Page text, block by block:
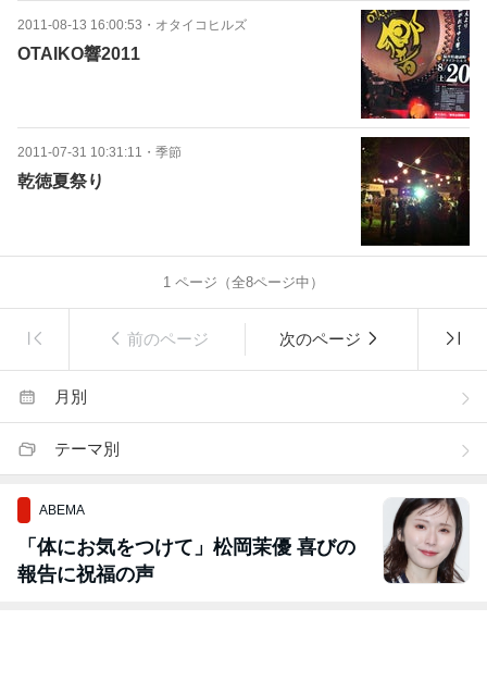
2011-08-13 16:00:53 ・ オタイコヒルズ
OTAIKO響2011
2011-07-31 10:31:11 ・ 季節
乾徳夏祭り
1 ページ（全8ページ中）
前のページ 次のページ
月別
テーマ別
ABEMA
「体にお気をつけて」松岡茉優 喜びの
報告に祝福の声